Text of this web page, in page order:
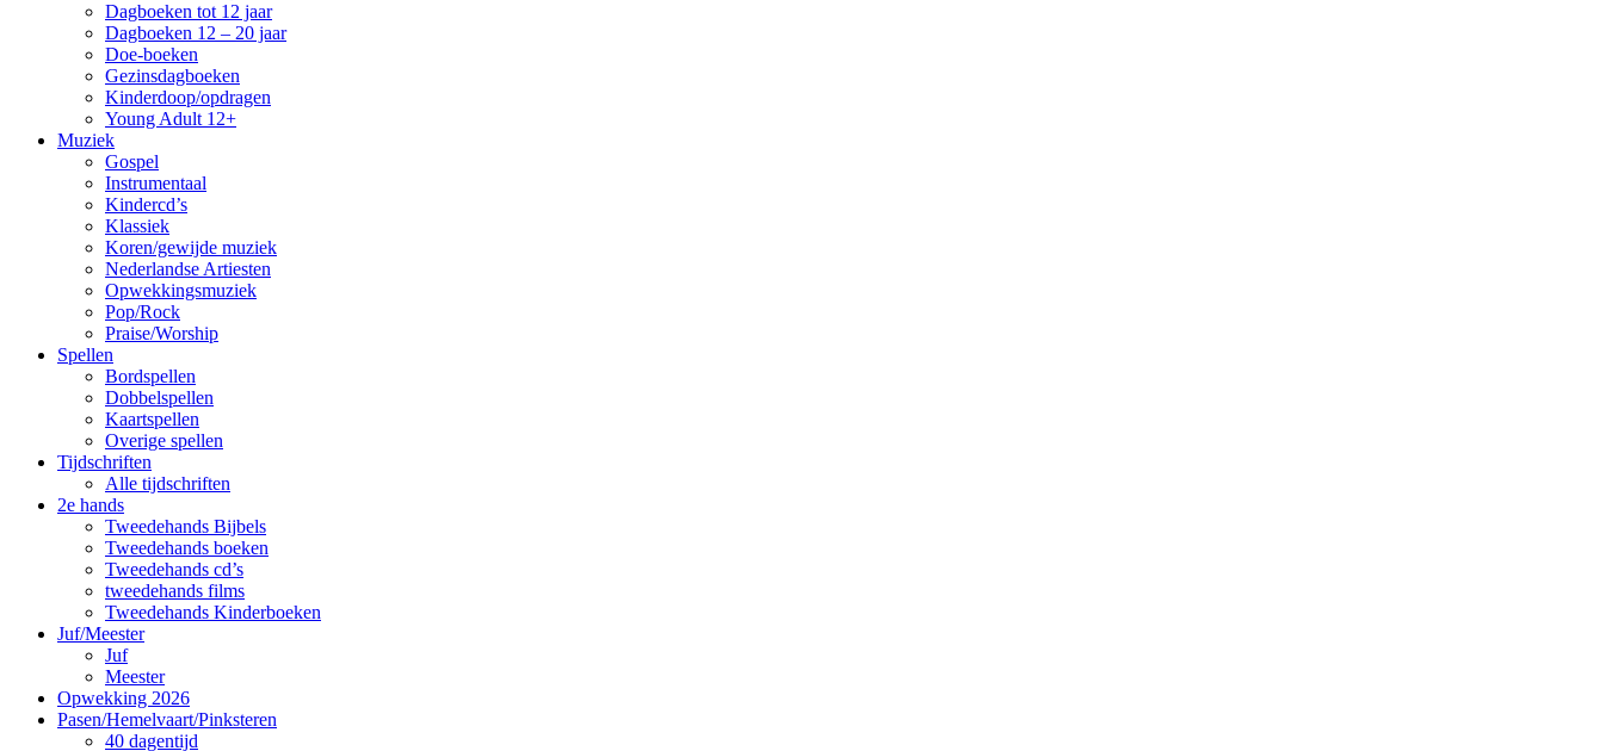
Dagboeken tot 12 jaar
Dagboeken 12 – 20 jaar
Doe-boeken
Gezinsdagboeken
Kinderdoop/opdragen
Young Adult 12+
Muziek
Gospel
Instrumentaal
Kindercd’s
Klassiek
Koren/gewijde muziek
Nederlandse Artiesten
Opwekkingsmuziek
Pop/Rock
Praise/Worship
Spellen
Bordspellen
Dobbelspellen
Kaartspellen
Overige spellen
Tijdschriften
Alle tijdschriften
2e hands
Tweedehands Bijbels
Tweedehands boeken
Tweedehands cd’s
tweedehands films
Tweedehands Kinderboeken
Juf/Meester
Juf
Meester
Opwekking 2026
Pasen/Hemelvaart/Pinksteren
40 dagentijd